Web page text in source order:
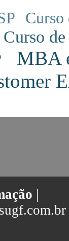
Curso
Curso
MBA
|